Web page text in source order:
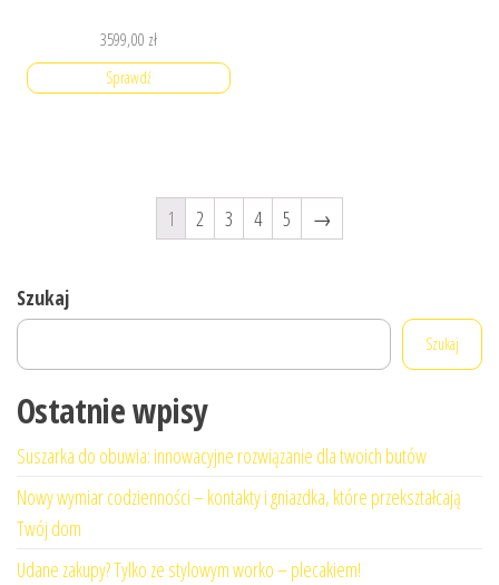
3599,00 zł
Sprawdź
1 2 3 4 5 →
Szukaj
Szukaj
Ostatnie wpisy
Suszarka do obuwia: innowacyjne rozwiązanie dla twoich butów
Nowy wymiar codzienności – kontakty i gniazdka, które przekształcają
Twój dom
Udane zakupy? Tylko ze stylowym worko – plecakiem!